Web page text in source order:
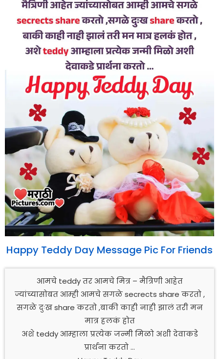
Happy Teddy Day Message Pic For Friends
आमचे teddy तर आमचे मित्र – मैत्रिणी आहेत
ज्यांच्यासोबत आम्ही आमचे सगळे secrects share करतो ,
सगळे दुःख share करतो ,बाकी काही नाही झालं तरी मन
मात्र हलकं होत
अशे teddy आम्हाला प्रत्येक जन्मी मिळो अशी देवाकडे
प्रार्थना करतो …